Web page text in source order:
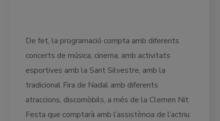
De fet, la programació compta amb diferents
concerts de música, cinema, amb activitats
esportives amb la Sant Silvestre, amb la
tradicional Fira de Nadal amb diferents
atraccions, discomòbils, a més de la Clemen Nit
Festa que comptarà amb l’assistència de l’actriu